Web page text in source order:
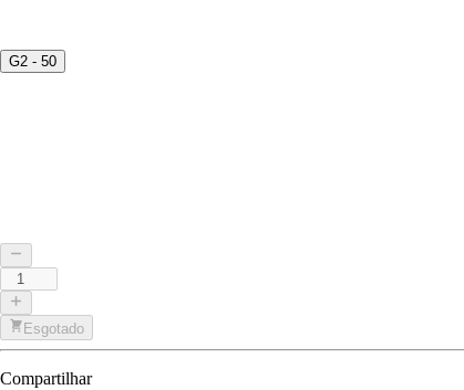
G2 - 50
Esgotado
Compartilhar